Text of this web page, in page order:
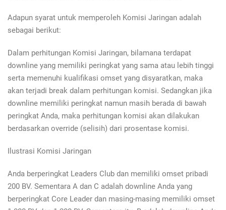
Adapun syarat untuk memperoleh Komisi Jaringan adalah
sebagai berikut:
Dalam perhitungan Komisi Jaringan, bilamana terdapat
downline yang memiliki peringkat yang sama atau lebih tinggi
serta memenuhi kualifikasi omset yang disyaratkan, maka
akan terjadi break dalam perhitungan komisi. Sedangkan jika
downline memiliki peringkat namun masih berada di bawah
peringkat Anda, maka perhitungan komisi akan dilakukan
berdasarkan override (selisih) dari prosentase komisi.
Ilustrasi Komisi Jaringan
Anda berperingkat Leaders Club dan memiliki omset pribadi
200 BV. Sementara A dan C adalah downline Anda yang
berperingkat Core Leader dan masing-masing memiliki omset